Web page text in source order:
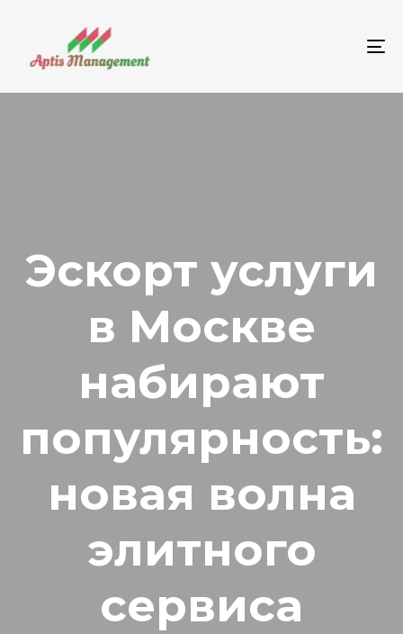
Эскорт услуги
в Москве
набирают
популярность:
новая волна
элитного
сервиса